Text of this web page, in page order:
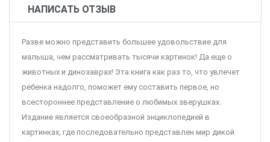
НАПИСАТЬ ОТЗЫВ
Разве можно представить большее удовольствие для
малыша, чем рассматривать тысячи картинок! Да еще о
животных и динозаврах! Эта книга как раз то, что увлечет
ребенка надолго, поможет ему составить первое, но
всестороннее представление о любимых зверушках.
Издание является своеобразной энциклопедией в
картинках, где последовательно представлен мир дикой